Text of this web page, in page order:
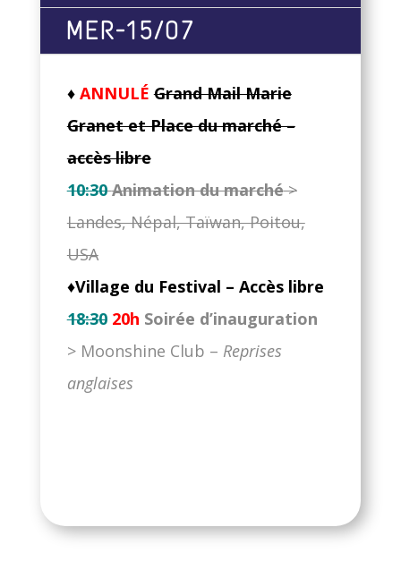
MER-15/07
♦ ANNULÉ Grand Mail Marie
Granet et Place du marché –
accès libre
10:30 Animation du marché>
Landes, Népal, Taïwan, Poitou,
USA
♦Village du Festival – Accès libre
18:30 20h Soirée d’inauguration
> Moonshine Club – Reprises
anglaises